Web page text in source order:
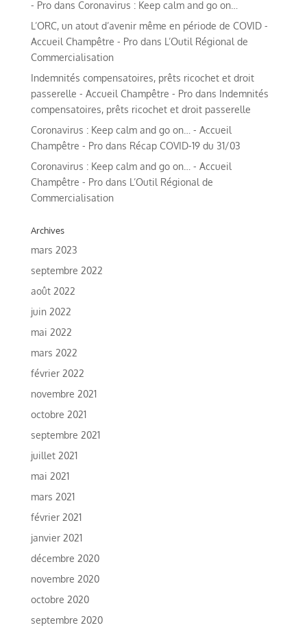
- Prodans Coronavirus : Keep calm and go on…
L’ORC, un atout d’avenir même en période de COVID -
Accueil Champêtre - Prodans L’Outil Régional de
Commercialisation
Indemnités compensatoires, prêts ricochet et droit
passerelle - Accueil Champêtre - Prodans Indemnités
compensatoires, prêts ricochet et droit passerelle
Coronavirus : Keep calm and go on… - Accueil
Champêtre - Prodans Récap COVID-19 du 31/03
Coronavirus : Keep calm and go on… - Accueil
Champêtre - Prodans L’Outil Régional de
Commercialisation
Archives
mars 2023
septembre 2022
août 2022
juin 2022
mai 2022
mars 2022
février 2022
novembre 2021
octobre 2021
septembre 2021
juillet 2021
mai 2021
mars 2021
février 2021
janvier 2021
décembre 2020
novembre 2020
octobre 2020
septembre 2020